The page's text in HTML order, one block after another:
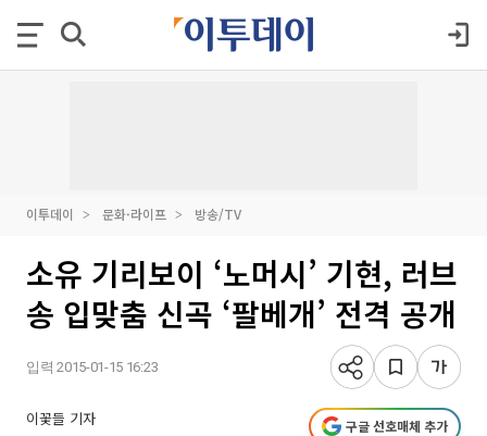
이투데이 문화·라이프 방송/TV
소유 기리보이 ‘노머시’ 기현, 러브
송 입맞춤 신곡 ‘팔베개’ 전격 공개
입력 2015-01-15 16:23
이꽃들 기자 구글 선호매체 추가